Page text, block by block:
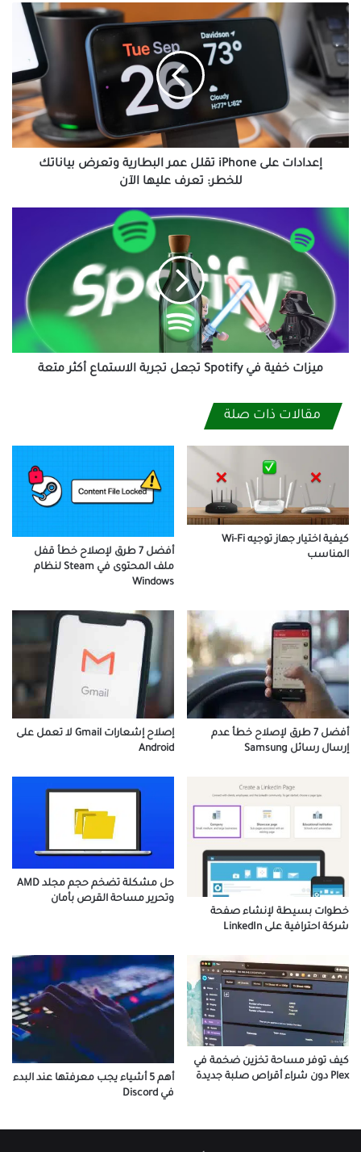
إعدادات
على
iPhone
تقلل
عمر
البطارية
وتعرض
بياناتك
للخطر:
إعدادات على iPhone تقلل عمر البطارية وتعرض بياناتك
للخطر: تعرف عليها الآن
خفية
في
Spotify
تجعل
تجربة
الاستماع
متعة
ميزات خفية في Spotify تجعل تجربة الاستماع أكثر متعة
مقالات ذات صلة
أفضل 7 طرق لإصلاح خطأ قفل
ملف المحتوى في Steam لنظام
Windows
كيفية اختيار جهاز توجيه Wi-Fi
المناسب
إصلاح إشعارات Gmail لا تعمل على
Android
أفضل 7 طرق لإصلاح خطأ عدم
إرسال رسائل Samsung
حل مشكلة تضخم حجم مجلد AMD
وتحرير مساحة القرص بأمان
خطوات بسيطة لإنشاء صفحة
شركة احترافية على LinkedIn
أهم 5 أشياء يجب معرفتها عند البدء
في Discord
كيف توفر مساحة تخزين ضخمة في
Plex دون شراء أقراص صلبة جديدة